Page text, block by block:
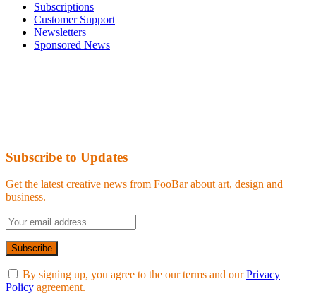
Subscriptions
Customer Support
Newsletters
Sponsored News
Subscribe to Updates
Get the latest creative news from FooBar about art, design and
business.
By signing up, you agree to the our terms and ourPrivacy
Policy agreement.